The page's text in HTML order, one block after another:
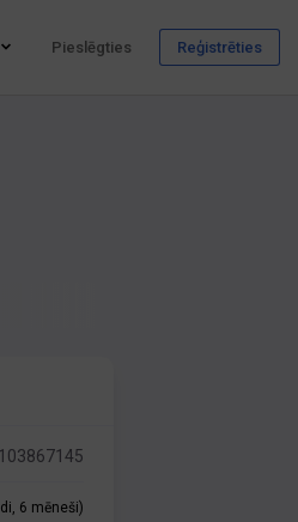
Pieslēgties Reģistrēties
6 mēneši)